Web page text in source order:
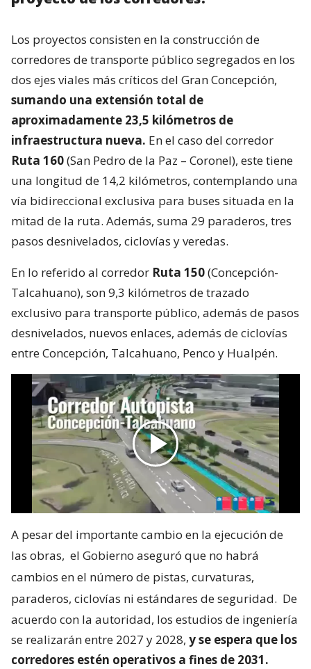
Los proyectos consisten en la construcción de
corredores de transporte público segregados en los
dos ejes viales más críticos del Gran Concepción,
sumando una extensión total de
aproximadamente 23,5 kilómetros de
infraestructura nueva. En el caso del corredor
Ruta 160(San Pedro de la Paz – Coronel), este tiene
una longitud de 14,2 kilómetros, contemplando una
vía bidireccional exclusiva para buses situada en la
mitad de la ruta. Además, suma 29 paraderos, tres
pasos desnivelados, ciclovías y veredas.
En lo referido al corredor Ruta 150(Concepción-
Talcahuano), son 9,3 kilómetros de trazado
exclusivo para transporte público, además de pasos
desnivelados, nuevos enlaces, además de ciclovías
entre Concepción, Talcahuano, Penco y Hualpén.
A pesar del importante cambio en la ejecución de
las obras, el Gobierno aseguró que no habrá
cambios en el número de pistas, curvaturas,
paraderos, ciclovías ni estándares de seguridad. De
acuerdo con la autoridad, los estudios de ingeniería
se realizarán entre 2027 y 2028, y se espera que los
corredores estén operativos a fines de 2031.